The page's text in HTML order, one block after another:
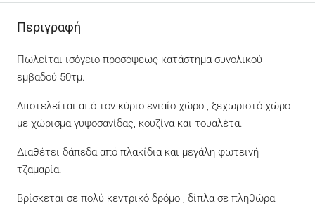
Περιγραφή
Πωλείται ισόγειο προσόψεως κατάστημα συνολικού
εμβαδού 50τμ.
Αποτελείται από τον κύριο ενιαίο χώρο , ξεχωριστό χώρο
με χώρισμα γυψοσανίδας, κουζίνα και τουαλέτα.
Διαθέτει δάπεδα από πλακίδια και μεγάλη φωτεινή
τζαμαρία.
Βρίσκεται σε πολύ κεντρικό δρόμο , δίπλα σε πληθώρα